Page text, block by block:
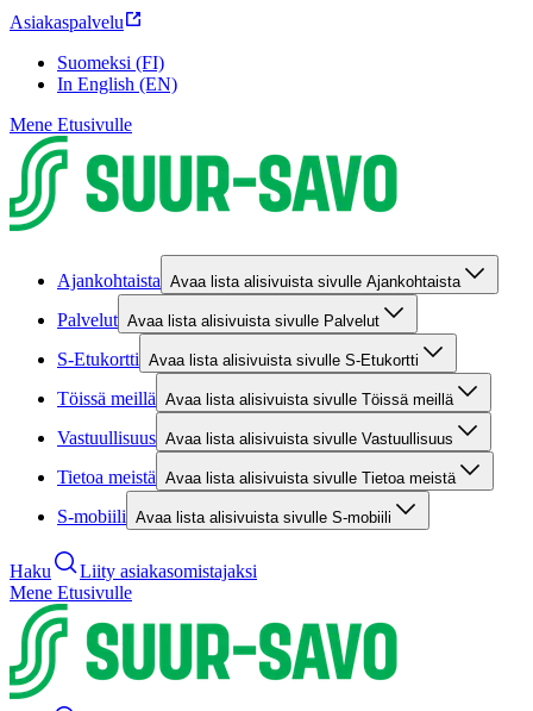
Asiakaspalvelu
Suomeksi (FI)
In English (EN)
Mene Etusivulle
Ajankohtaista Avaa lista alisivuista sivulle Ajankohtaista
Palvelut Avaa lista alisivuista sivulle Palvelut
S-Etukortti Avaa lista alisivuista sivulle S-Etukortti
Töissä meillä Avaa lista alisivuista sivulle Töissä meillä
Vastuullisuus Avaa lista alisivuista sivulle Vastuullisuus
Tietoa meistä Avaa lista alisivuista sivulle Tietoa meistä
S-mobiili Avaa lista alisivuista sivulle S-mobiili
Haku
Liity asiakasomistajaksi
Mene Etusivulle